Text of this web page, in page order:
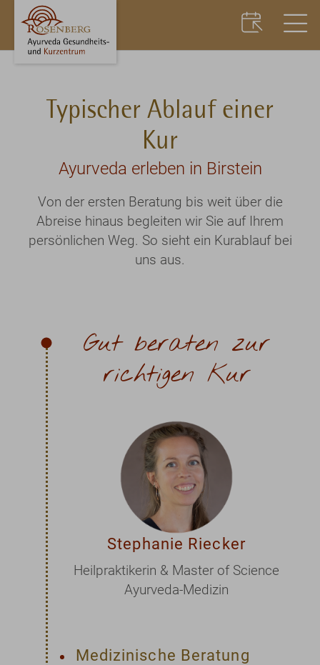
Typischer Ablauf einer
Kur
Ayurveda erleben in Birstein
Von der ersten Beratung bis weit über die
Abreise hinaus begleiten wir Sie auf Ihrem
persönlichen Weg. So sieht ein Kurablauf bei
uns aus.
Gut beraten zur
richtigen Kur
Stephanie Riecker
Heilpraktikerin & Master of Science
Ayurveda-Medizin
Medizinische Beratung